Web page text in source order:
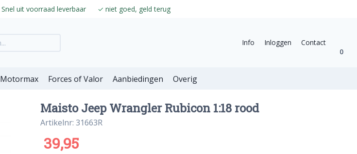
Snel uit voorraad leverbaar ✓ niet goed, geld terug
Info Inloggen
Contact
0
Motormax Forces of Valor Aanbiedingen Overig
Maisto Jeep Wrangler Rubicon 1:18 rood
Artikelnr: 31663R
39,95